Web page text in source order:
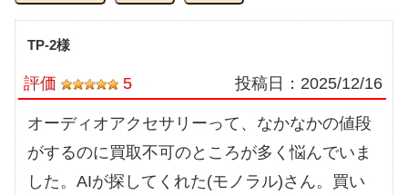
TP-2様
評価 5 投稿日： 2025/12/16
オーディオアクセサリーって、なかなかの値段
がするのに買取不可のところが多く悩んでいま
した。AIが探してくれた(モノラル)さん。買い